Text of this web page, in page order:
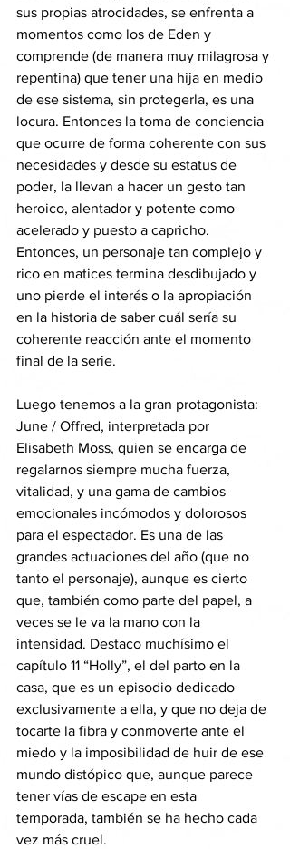
sus propias atrocidades, se enfrenta a
momentos como los de Eden y
comprende (de manera muy milagrosa y
repentina) que tener una hija en medio
de ese sistema, sin protegerla, es una
locura. Entonces la toma de conciencia
que ocurre de forma coherente con sus
necesidades y desde su estatus de
poder, la llevan a hacer un gesto tan
heroico, alentador y potente como
acelerado y puesto a capricho.
Entonces, un personaje tan complejo y
rico en matices termina desdibujado y
uno pierde el interés o la apropiación
en la historia de saber cuál sería su
coherente reacción ante el momento
final de la serie.
Luego tenemos a la gran protagonista:
June / Offred, interpretada por
Elisabeth Moss, quien se encarga de
regalarnos siempre mucha fuerza,
vitalidad, y una gama de cambios
emocionales incómodos y dolorosos
para el espectador. Es una de las
grandes actuaciones del año (que no
tanto el personaje), aunque es cierto
que, también como parte del papel, a
veces se le va la mano con la
intensidad. Destaco muchísimo el
capítulo 11 “Holly”, el del parto en la
casa, que es un episodio dedicado
exclusivamente a ella, y que no deja de
tocarte la fibra y conmoverte ante el
miedo y la imposibilidad de huir de ese
mundo distópico que, aunque parece
tener vías de escape en esta
temporada, también se ha hecho cada
vez más cruel.